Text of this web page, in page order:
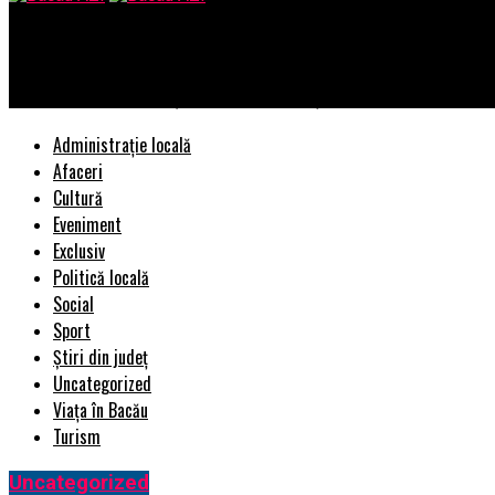
Administrație locală
Afaceri
Cultură
Eveniment
Exclusiv
Politică locală
Social
Sport
Știri din județ
Uncategorized
Viața în Bacău
Turism
Uncategorized